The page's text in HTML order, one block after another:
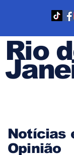
Rio
Notícias
Opinião